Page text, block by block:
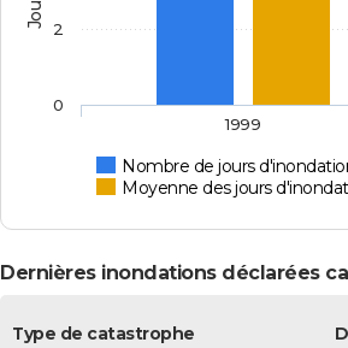
Nombre de jours
Moyenne des jours
1999
0
2
Dernières inondations déclarées
Type de catastrophe